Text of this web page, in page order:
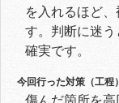
を入れるほど
す。判断に迷
確実です。
今回行った対策（工程）
傷んだ箇所を